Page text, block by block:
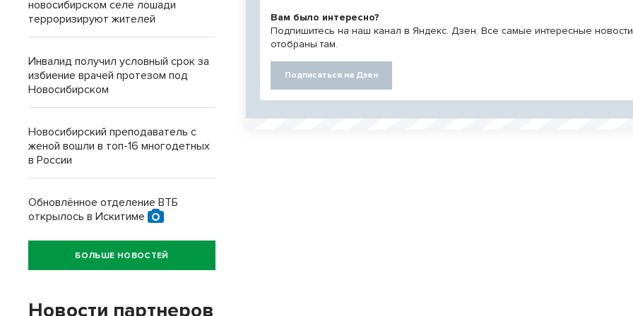
Вам было интересно?
Подпишитесь на наш канал в Яндекс. Дзен. Все самые интересные новости
отобраны там.
Подписаться на Дзен
новосибирском селе лошади
терроризируют жителей
Инвалид получил условный срок за
избиение врачей протезом под
Новосибирском
Новосибирский преподаватель с
женой вошли в топ-16 многодетных
в России
Обновлённое отделение ВТБ
открылось в Искитиме
БОЛЬШЕ НОВОСТЕЙ
Новости партнеров